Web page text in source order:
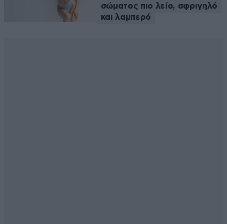
σώματος πιο λείο, σφριγηλό
και λαμπερό